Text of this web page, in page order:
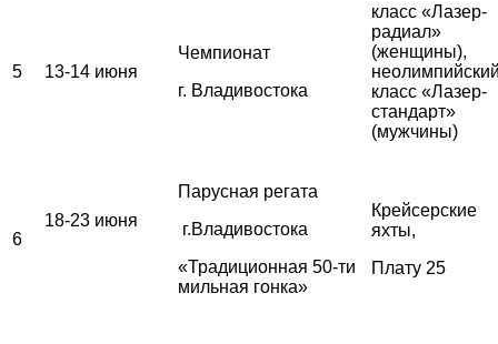
5 13-14 июня
Чемпионат
г. Владивостока
класс «Лазер-
радиал»
(женщины),
класс «Лазер-
стандарт»
(мужчины)
6
18-23 июня
Парусная регата
г.Владивостока
«Традиционная 50-ти
мильная гонка»
Крейсерские
яхты,
Плату 25